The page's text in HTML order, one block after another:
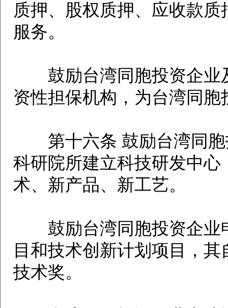
质押、股权质押、应收款
服务。
鼓励台湾同胞投资企业
资性担保机构，为台湾同
第十六条 鼓励台湾同胞
科研院所建立科技研发中
术、新产品、新工艺。
鼓励台湾同胞投资企业
目和技术创新计划项目，
技术奖。